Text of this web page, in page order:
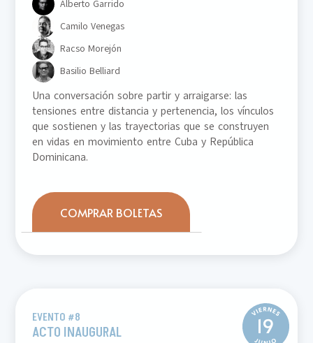
Alberto Garrido
Camilo Venegas
Racso Morejón
Basilio Belliard
Una conversación sobre partir y arraigarse: las
tensiones entre distancia y pertenencia, los vínculos
que sostienen y las trayectorias que se construyen
en vidas en movimiento entre Cuba y República
Dominicana.
COMPRAR BOLETAS
EVENTO #8
ACTO INAUGURAL